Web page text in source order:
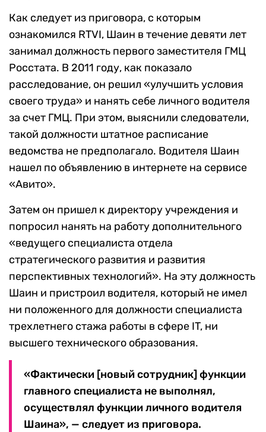
Как следует из приговора, с которым
ознакомился RTVI, Шаин в течение девяти лет
занимал должность первого заместителя ГМЦ
Росстата. В 2011 году, как показало
расследование, он решил «улучшить условия
своего труда» и нанять себе личного водителя
за счет ГМЦ. При этом, выяснили следователи,
такой должности штатное расписание
ведомства не предполагало. Водителя Шаин
нашел по объявлению в интернете на сервисе
«Авито».
Затем он пришел к директору учреждения и
попросил нанять на работу дополнительного
«ведущего специалиста отдела
стратегического развития и развития
перспективных технологий». На эту должность
Шаин и пристроил водителя, который не имел
ни положенного для должности специалиста
трехлетнего стажа работы в сфере IT, ни
высшего технического образования.
«Фактически [новый сотрудник] функции
главного специалиста не выполнял,
осуществлял функции личного водителя
Шаина», — следует из приговора.